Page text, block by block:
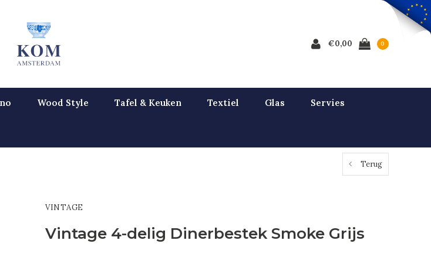
€0,00 0
Wood Style Tafel & Keuken Textiel Glas Servies
Terug
VINTAGE
Vintage 4-delig Dinerbestek Smoke Grijs